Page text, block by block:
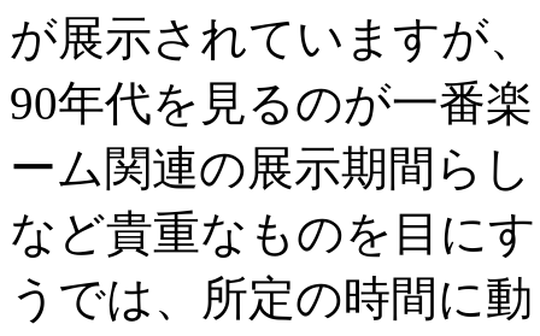
が展示されていますが
90年代を見るのが一番
ーム関連の展示期間ら
など貴重なものを目に
うでは、所定の時間に